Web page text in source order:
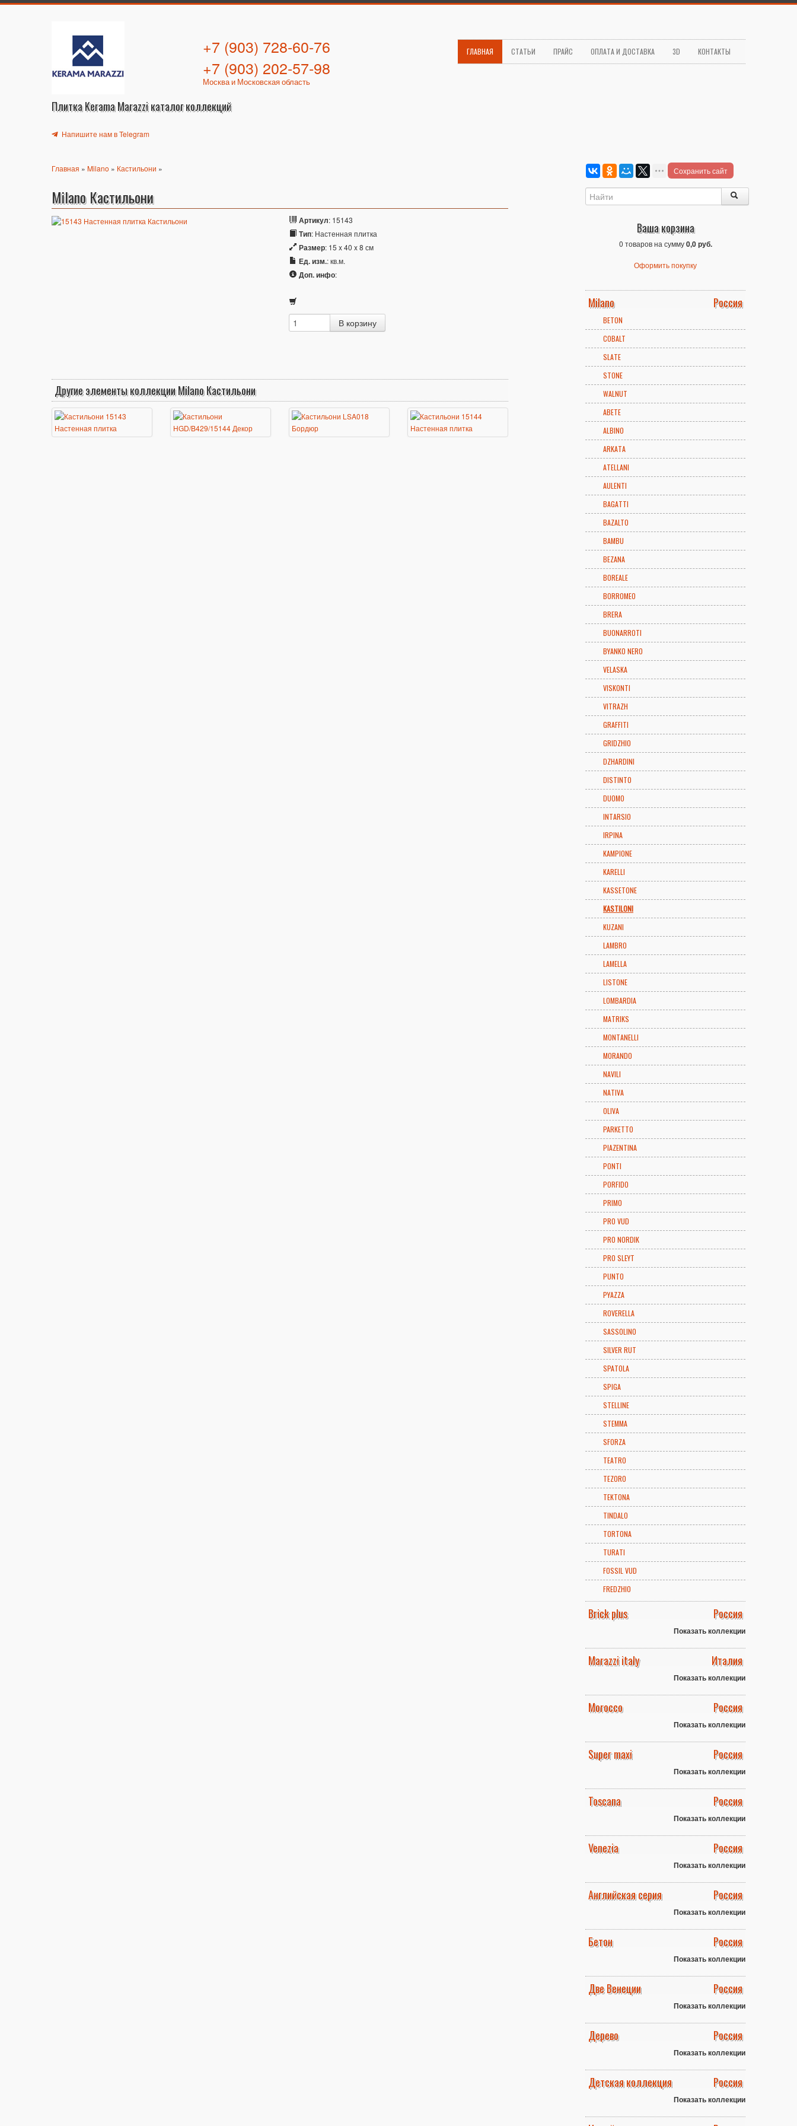
Плитка Kerama Marazzi каталог коллекций
+7 (903) 728-60-76
+7 (903) 202-57-98
Москва и Московская область
Напишите нам в Telegram
ГЛАВНАЯ СТАТЬИ ПРАЙС ОПЛАТА И ДОСТАВКА 3D КОНТАКТЫ
Главная » Milano » Кастильони »
Milano Кастильони
Артикул: 15143
Тип: Настенная плитка
Размер: 15 x 40 x 8 см
Ед. изм.: кв.м.
Доп. инфо:
Другие элементы коллекции Milano Кастильони
Сохранить сайт
Ваша корзина
0 товаров на сумму0,0 руб.
Оформить покупку
Milano Россия
BETON
COBALT
SLATE
STONE
WALNUT
ABETE
ALBINO
ARKATA
ATELLANI
AULENTI
BAGATTI
BAZALTO
BAMBU
BEZANA
BOREALE
BORROMEO
BRERA
BUONARROTI
BYANKO NERO
VELASKA
VISKONTI
VITRAZH
GRAFFITI
GRIDZHIO
DZHARDINI
DISTINTO
DUOMO
INTARSIO
IRPINA
KAMPIONE
KARELLI
KASSETONE
KASTILONI
KUZANI
LAMBRO
LAMELLA
LISTONE
LOMBARDIA
MATRIKS
MONTANELLI
MORANDO
NAVILI
NATIVA
OLIVA
PARKETTO
PIAZENTINA
PONTI
PORFIDO
PRIMO
PRO VUD
PRO NORDIK
PRO SLEYT
PUNTO
PYAZZA
ROVERELLA
SASSOLINO
SILVER RUT
SPATOLA
SPIGA
STELLINE
STEMMA
SFORZA
TEATRO
TEZORO
TEKTONA
TINDALO
TORTONA
TURATI
FOSSIL VUD
FREDZHIO
Brick plus Россия
Показать коллекции
Marazzi italy Италия
Показать коллекции
Morocco Россия
Показать коллекции
Super maxi Россия
Показать коллекции
Toscana Россия
Показать коллекции
Venezia Россия
Показать коллекции
Английская серия Россия
Показать коллекции
Бетон Россия
Показать коллекции
Две Венеции Россия
Показать коллекции
Дерево Россия
Показать коллекции
Детская коллекция Россия
Показать коллекции